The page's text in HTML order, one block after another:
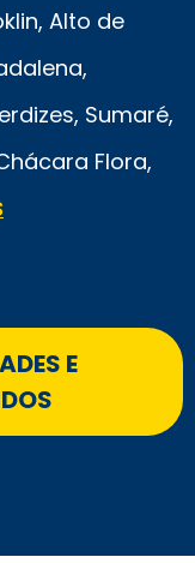
Alto de
Sumaré,
Flora,
E